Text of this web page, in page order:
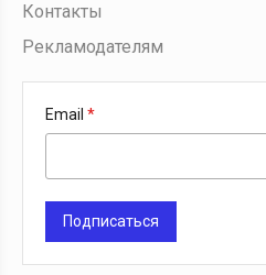
Контакты
Рекламодателям
Email
Подписаться